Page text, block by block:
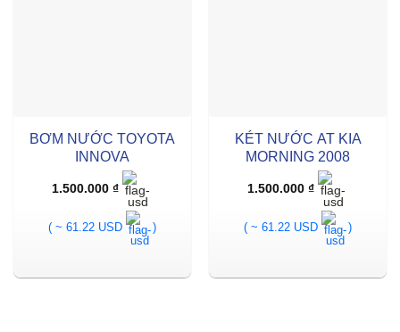
BƠM NƯỚC TOYOTA
INNOVA
1.500.000 ₫
( ~ 61.22 USD )
KÉT NƯỚC AT KIA
MORNING 2008
1.500.000 ₫
( ~ 61.22 USD )